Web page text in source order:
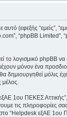
(εφεξής “εμείς”,
“phpBB
λογισμικό phpBB να
μόνον ένα
δημιουργηθεί μόλις
1ου ΠΕΚΕΣ
τις πληροφορίες
“Helpdesk εξΑΕ 1ου